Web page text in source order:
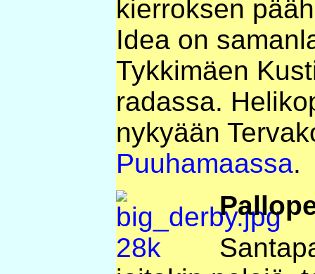
kierroksen
Idea on
Tykkimäen
radassa.
nykyään
Puuhamaassa.